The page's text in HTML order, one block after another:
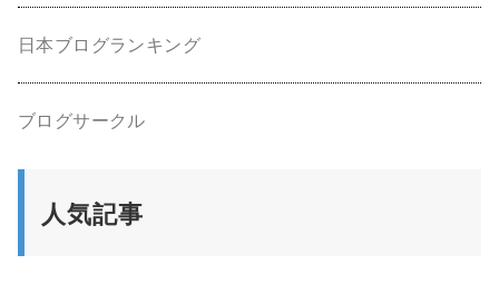
日本ブログランキング
ブログサークル
人気記事